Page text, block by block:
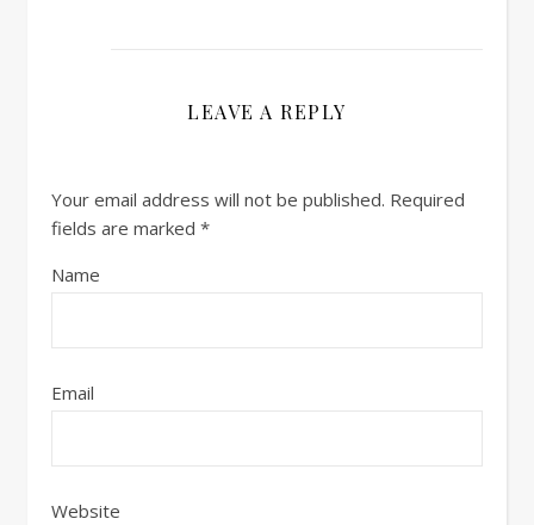
LEAVE A REPLY
Your email address will not be published. Required
fields are marked *
Name
Email
Website